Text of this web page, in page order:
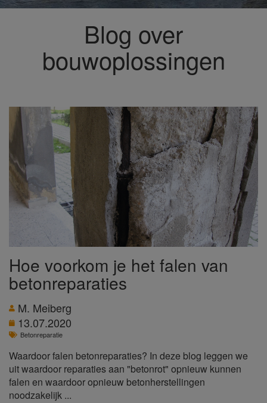
Blog over
bouwoplossingen
Hoe voorkom je het falen van
betonreparaties
M. Meiberg
13.07.2020
Betonreparatie
Waardoor falen betonreparaties? In deze blog leggen we
uit waardoor reparaties aan "betonrot" opnieuw kunnen
falen en waardoor opnieuw betonherstellingen
noodzakelijk ...